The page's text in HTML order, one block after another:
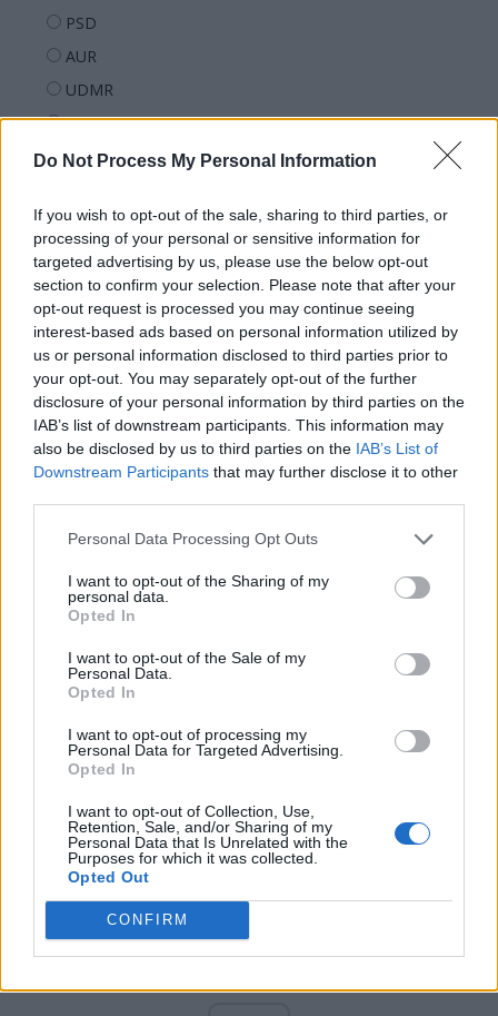
Do Not Process My Personal Information
If you wish to opt-out of the sale, sharing to third parties, or
processing of your personal or sensitive information for
targeted advertising by us, please use the below opt-out
section to confirm your selection. Please note that after your
opt-out request is processed you may continue seeing
interest-based ads based on personal information utilized by
us or personal information disclosed to third parties prior to
your opt-out. You may separately opt-out of the further
disclosure of your personal information by third parties on the
IAB’s list of downstream participants. This information may
also be disclosed by us to third parties on the IAB’s List of
Downstream Participants that may further disclose it to other
Personal Data Processing Opt Outs
I want to opt-out of the Sharing of my
personal data.
Opted In
I want to opt-out of the Sale of my
Personal Data.
Opted In
I want to opt-out of processing my
Personal Data for Targeted Advertising.
Opted In
I want to opt-out of Collection, Use,
Retention, Sale, and/or Sharing of my
Personal Data that Is Unrelated with the
Purposes for which it was collected.
Opted Out
CONFIRM
PSD
AUR
UDMR
PMP (Tomac)
Forța Dreptei (L. Orban)
REPER
SENS
SOS (Șoșoacă)
POT (Gavrilă)
PACE (Peia)
Acțiunea Conservatoare (Târziu)
PDF (Lazarus)
PUSL (D. Voiculescu)
FAR (Coarnă)
România pe Primul Loc (Ponta)
Altul
Arată rezultatele